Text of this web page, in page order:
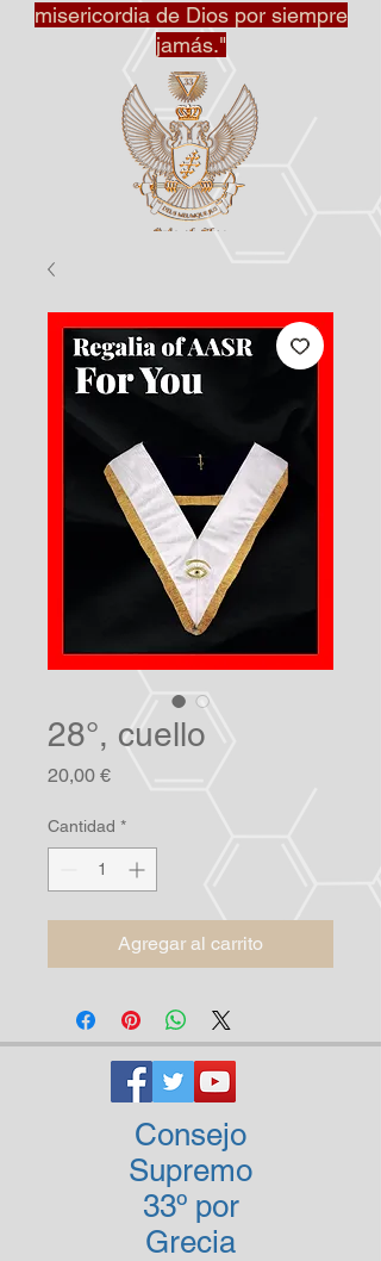
misericordia de Dios por siempre
jamás."
28°, cuello
20,00 €Precio
Cantidad *
Agregar al carrito
Consejo
Supremo
33º por
Grecia